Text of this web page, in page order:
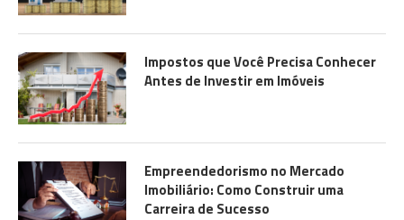
Impostos que Você Precisa Conhecer
Antes de Investir em Imóveis
Empreendedorismo no Mercado
Imobiliário: Como Construir uma
Carreira de Sucesso